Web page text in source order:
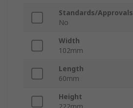
Standards/Approvals
No
Width
102mm
Length
60mm
Height